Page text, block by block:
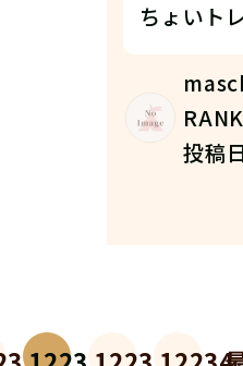
ちょいト
投稿